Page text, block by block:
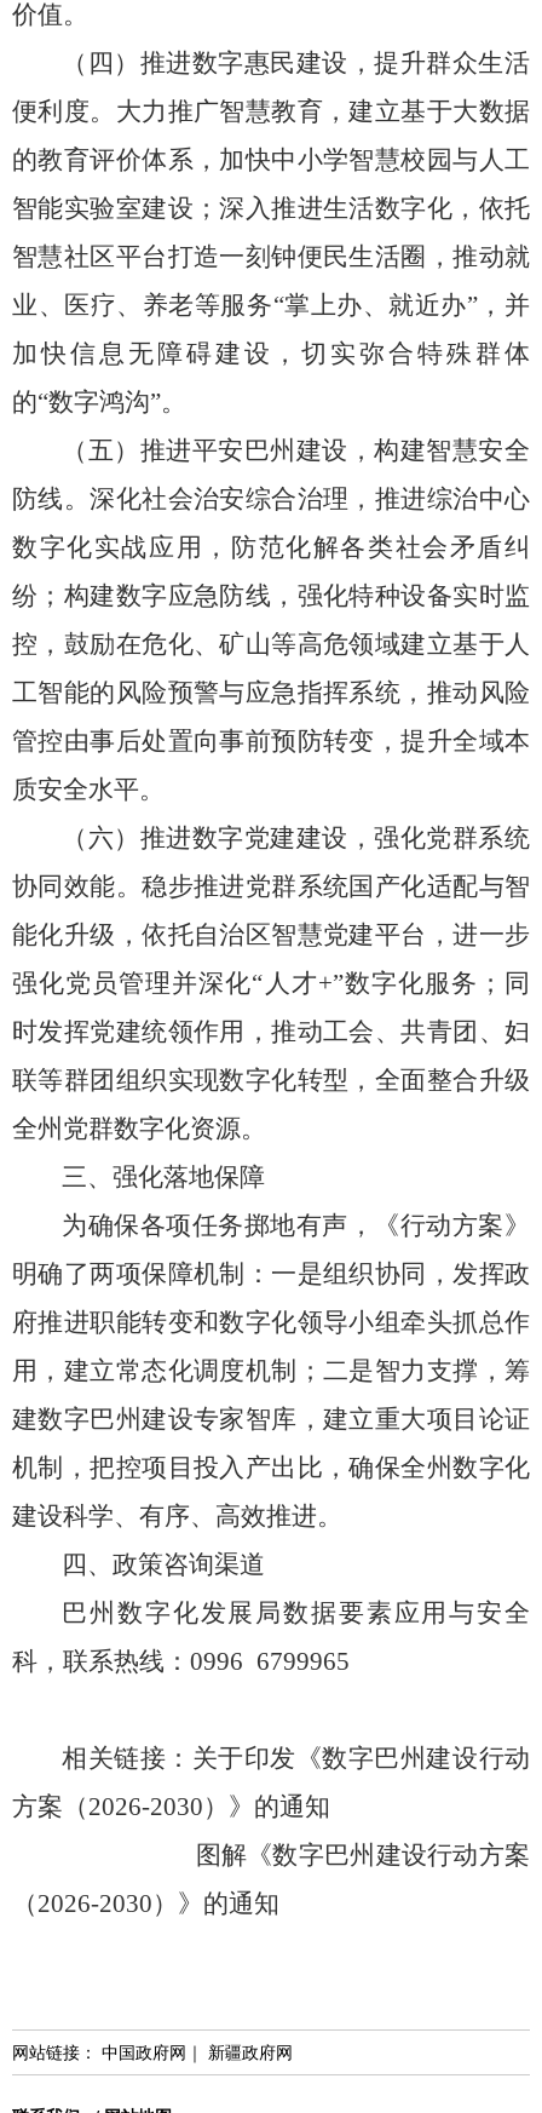
价值。
（四）推进数字惠民建设，提升群众生活
便利度。 大力推广智慧教育，建立基于大数据
的教育评价体系， 加快中小学智慧校园与人工
智能实验室建设； 深入推进生活数字化， 依托
智慧社区平台打造一刻钟便民生活圈，推动就
业、
医疗、 养老等服务“掌上办、就近办”，并
加快信息无障碍建设，切实弥合特殊群体
的“数字鸿沟”。
（五）推进平安巴州建设，构建智慧安全
防线。深化社会治安综合治理， 推进综治中心
数字化实战应用，
防范化解各类社会矛盾纠
纷； 构建数字应急防线， 强化特种设备实时监
控， 鼓励在危化、矿山等高危领域建立基于人
工智能的风险预警与应急指挥系统， 推动风险
管控由事后处置向事前预防转变，提升全域本
质安全水平。
（六）推进数字党建建设，强化党群系统
协同效能。稳步推进党群系统国产化适配与智
能化升级，依托自治区智慧党建平台，进一步
强化党员管理并深化“ 人才+”数字化服务；
同
时发挥党建统领作用，推动工会、共青团、妇
联等群团组织实现数字化转型， 全面整合升级
全州党群数字化资源。
三、强化落地保障
为确保各项任务掷地有声，《行动方案》
明确了两项保障机制：一是组织协同，发挥政
府推进职能转变和数字化领导小组牵头抓总作
用，建立常态化调度机制； 二是智力支撑，筹
建数字巴州建设专家智库，建立重大项目论证
机制，把控项目投入产出比，确保全州数字化
建设科学、 有序、 高效推进。
四、政策咨询渠道
巴州数字化发展局数据要素应用与安全
科， 联系热线： 0996 6799965
相关链接： 关于印发《数字巴州建设行动
方案（2026-2030）》的通知
图解《数字巴州建设行动方案
（2026-2030）》的通知
网站链接： 中国政府网 ｜ 新疆政府网